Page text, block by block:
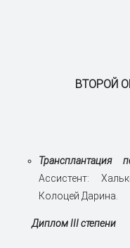
ВТОРОЙ
Трансплантация
Ассистент:
Колоцей Дарина.
Диплом III степени